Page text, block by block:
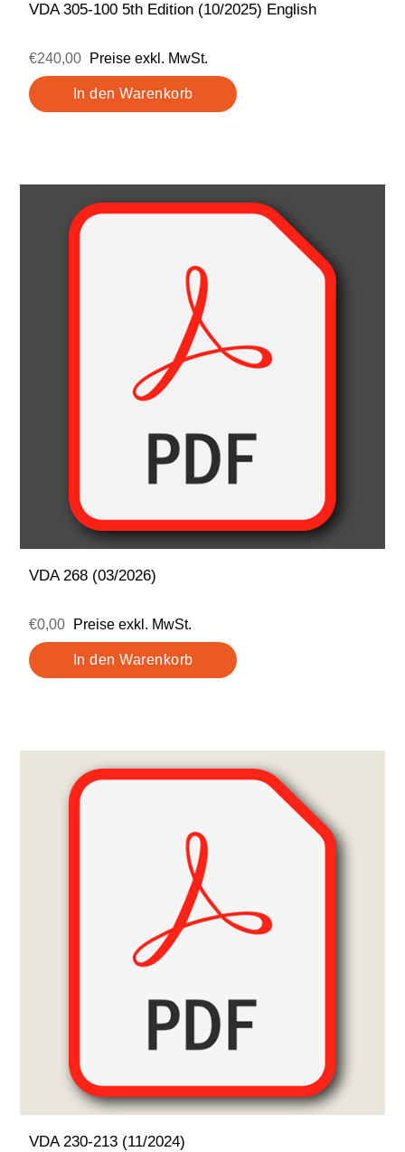
VDA 305-100 5th Edition (10/2025) English
€240,00 Preise exkl. MwSt.
VDA 268 (03/2026)
€0,00 Preise exkl. MwSt.
VDA 230-213 (11/2024)